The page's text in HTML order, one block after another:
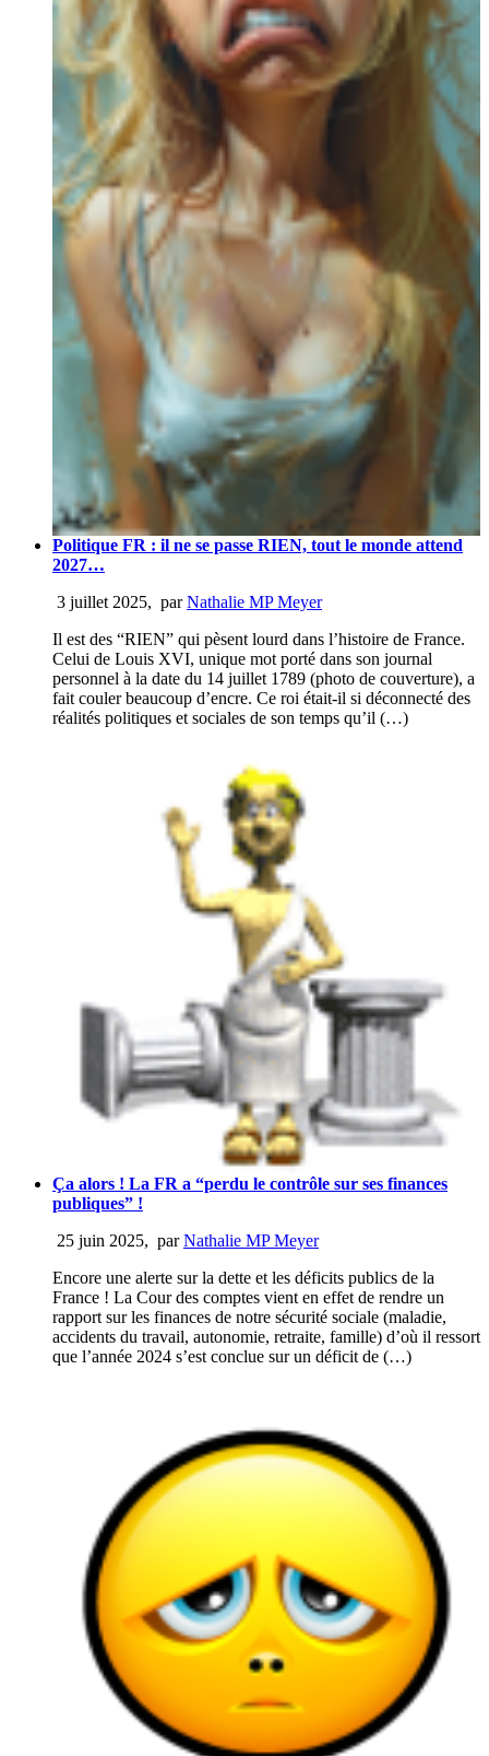
Politique FR : il ne se passe RIEN, tout le monde attend
2027…
3 juillet 2025, parNathalie MP Meyer
Il est des “RIEN” qui pèsent lourd dans l’histoire de France.
Celui de Louis XVI, unique mot porté dans son journal
personnel à la date du 14 juillet 1789 (photo de couverture), a
fait couler beaucoup d’encre. Ce roi était-il si déconnecté des
réalités politiques et sociales de son temps qu’il (…)
Ça alors ! La FR a “perdu le contrôle sur ses finances
publiques” !
25 juin 2025, parNathalie MP Meyer
Encore une alerte sur la dette et les déficits publics de la
France ! La Cour des comptes vient en effet de rendre un
rapport sur les finances de notre sécurité sociale (maladie,
accidents du travail, autonomie, retraite, famille) d’où il ressort
que l’année 2024 s’est conclue sur un déficit de (…)